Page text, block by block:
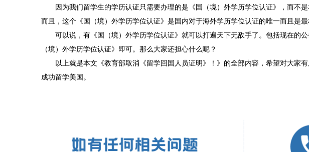
因为我们留学生的学历认证只需要办理的是《国（境）外学历学位认证》，而不是
而且，这个《国（境）外学历学位认证》是国内对于海外学历学位认证的唯一而且是最
可以说，有《国（境）外学历学位认证》就可以打遍天下无敌手了。包括现在的公
（境）外学历学位认证》即可。那么大家还担心什么呢？
以上就是本文《教育部取消《留学回国人员证明》！》的全部内容，希望对大家
成功留学美国。